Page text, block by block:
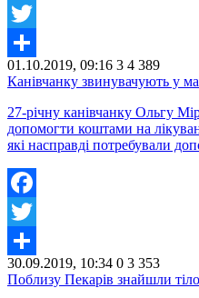
Facebook
Twitter
Share
01.10.2019, 09:16 3 4 389
Канівчанку звинувачують у
27-річну канівчанку Ольгу
допомогти коштами на
які насправді потребували
Facebook
Twitter
Share
30.09.2019, 10:34 0 3 353
Поблизу Пекарів знайшли